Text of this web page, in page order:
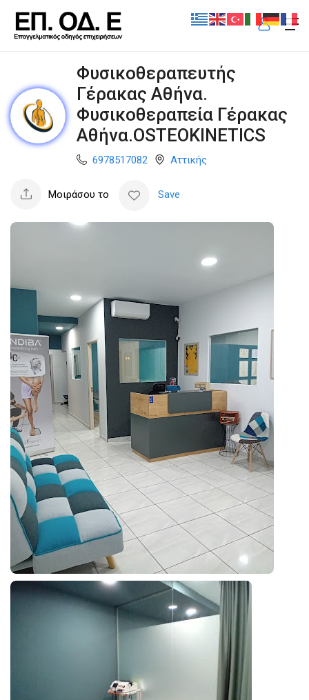
Φυσικοθεραπευτής
Γέρακας Αθήνα.
Φυσικοθεραπεία Γέρακας
Αθήνα.OSTEOKINETICS
6978517082 Αττικής
Μοιράσου το Save